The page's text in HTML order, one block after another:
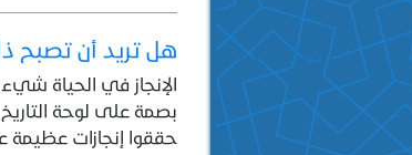
هل تريد أن تصبح ذا
الإنجاز في الحياة
بصمة على لوحة
حققوا إنجازات عظيمة